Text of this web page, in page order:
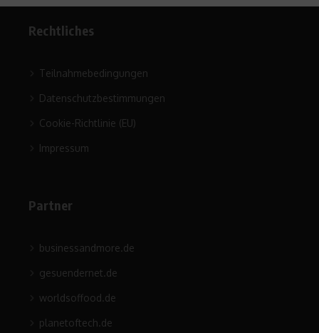
Rechtliches
Teilnahmebedingungen
Datenschutzbestimmungen
Cookie-Richtlinie (EU)
Impressum
Partner
businessandmore.de
gesuendernet.de
worldsoffood.de
planetoftech.de